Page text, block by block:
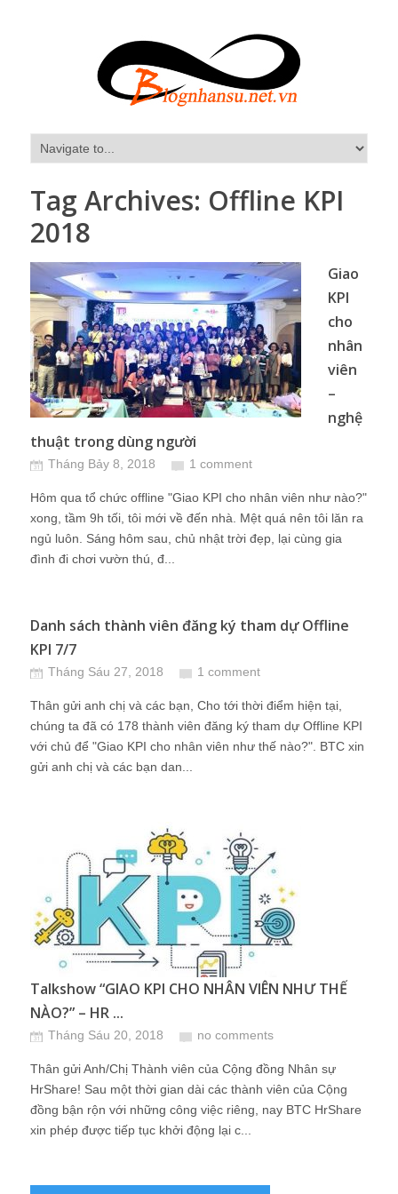
Tag Archives: Offline KPI
2018
Giao
KPI
cho
nhân
viên
–
nghệ
thuật trong dùng người
Tháng Bảy 8, 2018 1 comment
Hôm qua tổ chức offline "Giao KPI cho nhân viên như nào?"
xong, tầm 9h tối, tôi mới về đến nhà. Mệt quá nên tôi lăn ra
ngủ luôn. Sáng hôm sau, chủ nhật trời đẹp, lại cùng gia
đình đi chơi vườn thú, đ...
Danh sách thành viên đăng ký tham dự Offline
KPI 7/7
Tháng Sáu 27, 2018 1 comment
Thân gửi anh chị và các bạn, Cho tới thời điểm hiện tại,
chúng ta đã có 178 thành viên đăng ký tham dự Offline KPI
với chủ để "Giao KPI cho nhân viên như thế nào?". BTC xin
gửi anh chị và các bạn dan...
Talkshow “GIAO KPI CHO NHÂN VIÊN NHƯ THẾ
NÀO?” – HR ...
Tháng Sáu 20, 2018 no comments
Thân gửi Anh/Chị Thành viên của Cộng đồng Nhân sự
HrShare! Sau một thời gian dài các thành viên của Cộng
đồng bận rộn với những công việc riêng, nay BTC HrShare
xin phép được tiếp tục khởi động lại c...